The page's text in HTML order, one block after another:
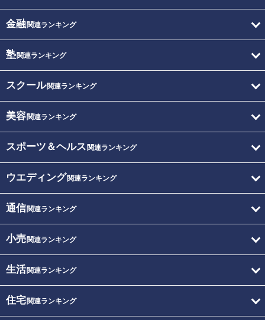
金融関連ランキング
塾関連ランキング
スクール関連ランキング
美容関連ランキング
スポーツ＆ヘルス 関連ランキング
ウエディング関連ランキング
通信関連ランキング
小売関連ランキング
生活関連ランキング
住宅関連ランキング